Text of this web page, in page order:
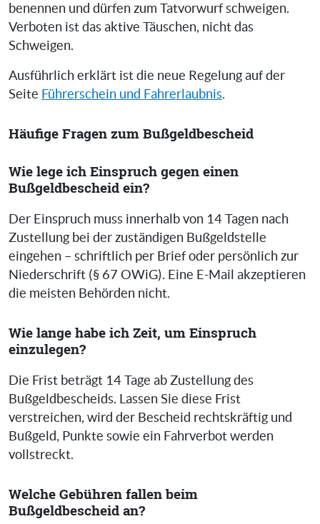
benennen und dürfen zum Tatvorwurf schweigen.
Verboten ist das aktive Täuschen, nicht das
Schweigen.
Ausführlich erklärt ist die neue Regelung auf der
Seite Führerschein und Fahrerlaubnis.
Häufige Fragen zum Bußgeldbescheid
Wie lege ich Einspruch gegen einen
Bußgeldbescheid ein?
Der Einspruch muss innerhalb von 14 Tagen nach
Zustellung bei der zuständigen Bußgeldstelle
eingehen – schriftlich per Brief oder persönlich zur
Niederschrift (§ 67 OWiG). Eine E-Mail akzeptieren
die meisten Behörden nicht.
Wie lange habe ich Zeit, um Einspruch
einzulegen?
Die Frist beträgt 14 Tage ab Zustellung des
Bußgeldbescheids. Lassen Sie diese Frist
verstreichen, wird der Bescheid rechtskräftig und
Bußgeld, Punkte sowie ein Fahrverbot werden
vollstreckt.
Welche Gebühren fallen beim
Bußgeldbescheid an?